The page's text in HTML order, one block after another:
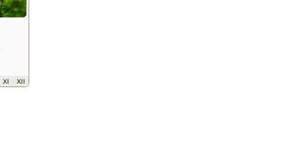
XI XII